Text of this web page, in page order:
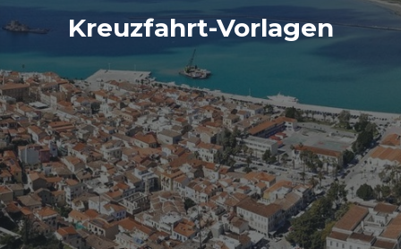
Kreuzfahrt-Vorlagen